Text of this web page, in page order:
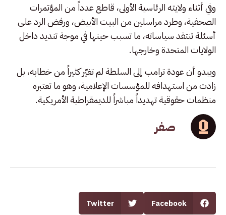
وفي أثناء ولايته الرئاسية الأولى، قاطع عدداً من المؤتمرات
الصحفية، وطرد مراسلين من البيت الأبيض، ورفض الرد على
أسئلة تنتقد سياساته، ما تسبب حينها في موجة تنديد داخل
الولايات المتحدة وخارجها.
ويبدو أن عودة ترامب إلى السلطة لم تغيّر كثيراً من خطابه، بل
زادت من استهدافه للمؤسسات الإعلامية، وهو ما تعتبره
منظمات حقوقية تهديداً مباشراً للديمقراطية الأمريكية.
صفر
Facebook
Twitter